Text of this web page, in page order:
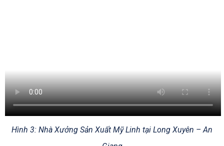
Hình 3: Nhà Xưởng Sản Xuất Mỹ Linh tại Long Xuyên – An